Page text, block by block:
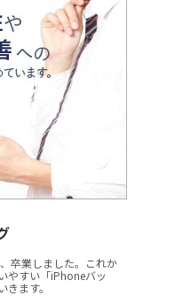
卒業しました。これか
やすい「iPhoneバッ
きます。